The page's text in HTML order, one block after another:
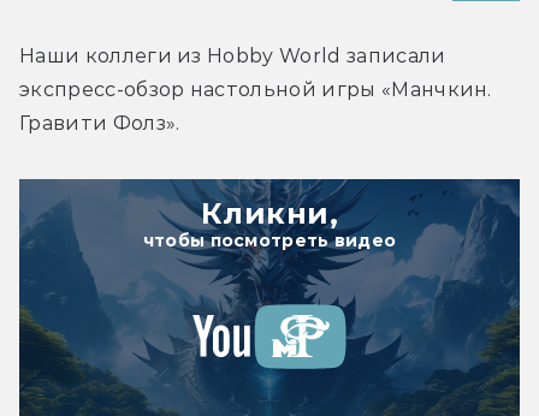
Наши коллеги из Hobby World записали
экспресс-обзор настольной игры «Манчкин.
Гравити Фолз».
Кликни,
чтобы посмотреть видео